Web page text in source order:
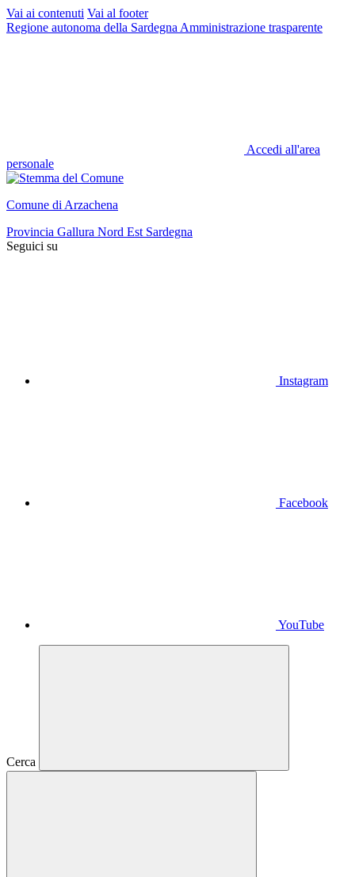
Vai ai contenuti Vai al footer
Regione autonoma della Sardegna Amministrazione trasparente
Accedi all'area
personale
Comune di Arzachena
Provincia Gallura Nord Est Sardegna
Seguici su
Instagram
Facebook
YouTube
Cerca